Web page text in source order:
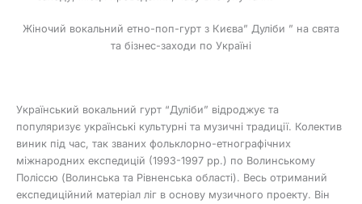
Жіночий вокальний етно-поп-гурт з Києва” Дуліби ” на свята
та бізнес-заходи по Україні
Український вокальний гурт “Дуліби” відроджує та
популяризує українські культурні та музичні традиції. Колектив
виник під час, так званих фольклорно-етнографічних
міжнародних експедицій (1993-1997 рр.) по Волинському
Поліссю (Волинська та Рівненська області). Весь отриманий
експедиційний матеріал ліг в основу музичного проекту. Він